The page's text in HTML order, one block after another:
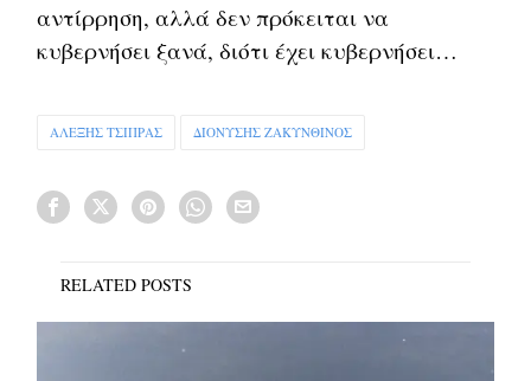
αντίρρηση, αλλά δεν πρόκειται να
κυβερνήσει ξανά, διότι έχει κυβερνήσει…
ΑΛΕΞΗΣ ΤΣΙΠΡΑΣ ΔΙΟΝΥΣΗΣ ΖΑΚΥΝΘΙΝΟΣ
RELATED POSTS